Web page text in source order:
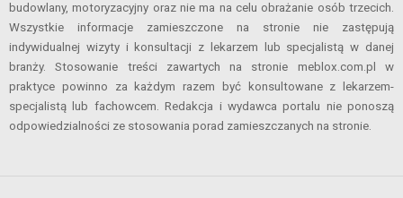
budowlany, motoryzacyjny oraz nie ma na celu obrażanie osób trzecich.
Wszystkie informacje zamieszczone na stronie nie zastępują
indywidualnej wizyty i konsultacji z lekarzem lub specjalistą w danej
branży. Stosowanie treści zawartych na stronie meblox.com.pl w
praktyce powinno za każdym razem być konsultowane z lekarzem-
specjalistą lub fachowcem. Redakcja i wydawca portalu nie ponoszą
odpowiedzialności ze stosowania porad zamieszczanych na stronie.